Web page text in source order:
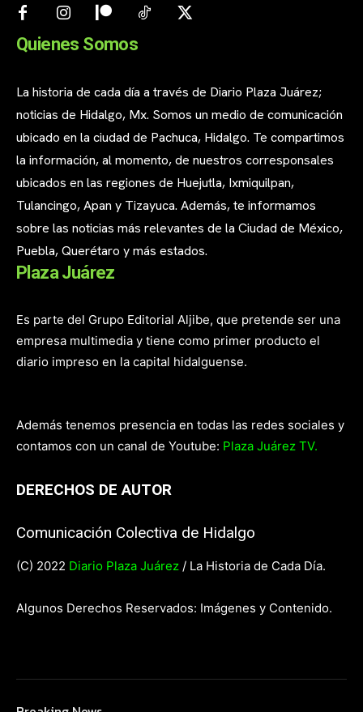
Quienes Somos
La historia de cada día a través de Diario Plaza Juárez;
noticias de Hidalgo, Mx. Somos un medio de comunicación
ubicado en la ciudad de Pachuca, Hidalgo. Te compartimos
la información, al momento, de nuestros corresponsales
ubicados en las regiones de Huejutla, Ixmiquilpan,
Tulancingo, Apan y Tizayuca. Además, te informamos
sobre las noticias más relevantes de la Ciudad de México,
Puebla, Querétaro y más estados.
Plaza Juárez
Es parte del Grupo Editorial Aljibe, que pretende ser una
empresa multimedia y tiene como primer producto el
diario impreso en la capital hidalguense.
Además tenemos presencia en todas las redes sociales y
contamos con un canal de Youtube: Plaza Juárez TV.
DERECHOS DE AUTOR
Comunicación Colectiva de Hidalgo
(C) 2022 Diario Plaza Juárez / La Historia de Cada Día.
Algunos Derechos Reservados: Imágenes y Contenido.